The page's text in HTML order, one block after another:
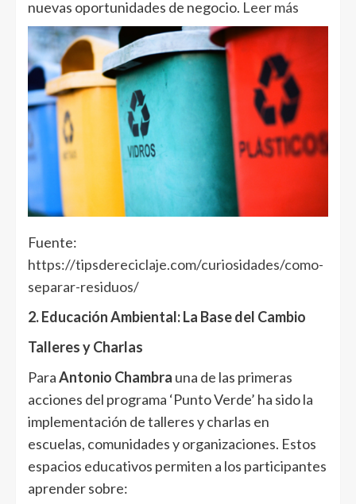
nuevas oportunidades de negocio. Leer más
Fuente:
https://tipsdereciclaje.com/curiosidades/como-
separar-residuos/
2. Educación Ambiental: La Base del Cambio
Talleres y Charlas
ParaAntonio Chambra una de las primeras
acciones del programa ‘Punto Verde’ ha sido la
implementación de talleres y charlas en
escuelas, comunidades y organizaciones. Estos
espacios educativos permiten a los participantes
aprender sobre: